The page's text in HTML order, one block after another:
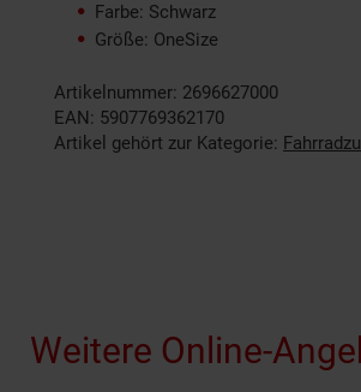
Farbe: Schwarz
Größe: OneSize
Artikelnummer: 2696627000
EAN: 5907769362170
Artikel gehört zur Kategorie:
Weitere Online-